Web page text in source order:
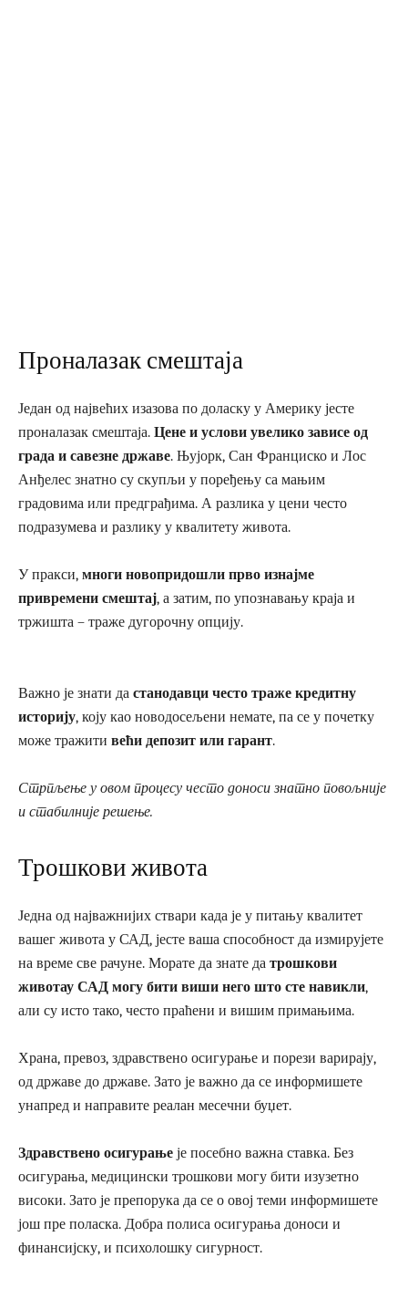
Проналазак смештаја
Један од највећих изазова по доласку у Америку јесте
проналазак смештаја. Цене и услови увелико зависе од
града и савезне државе. Њујорк, Сан Франциско и Лос
Анђелес знатно су скупљи у поређењу са мањим
градовима или предграђима. А разлика у цени често
подразумева и разлику у квалитету живота.
У пракси, многи новопридошли прво изнајме
привремени смештај, а затим, по упознавању краја и
тржишта – траже дугорочну опцију.
Важно је знати да станодавци често траже кредитну
историју, коју као новодосељени немате, па се у почетку
може тражити већи депозит или гарант.
Стрпљење у овом процесу често доноси знатно повољније
и стабилније решење.
Трошкови живота
Једна од најважнијих ствари када је у питању квалитет
вашег живота у САД, јесте ваша способност да измирујете
на време све рачуне. Морате да знате да трошкови
животау САД могу бити виши него што сте навикли,
али су исто тако, често праћени и вишим примањима.
Храна, превоз, здравствено осигурање и порези варирају,
од државе до државе. Зато је важно да се информишете
унапред и направите реалан месечни буџет.
Здравствено осигурање је посебно важна ставка. Без
осигурања, медицински трошкови могу бити изузетно
високи. Зато је препорука да се о овој теми информишете
још пре поласка. Добра полиса осигурања доноси и
финансијску, и психолошку сигурност.